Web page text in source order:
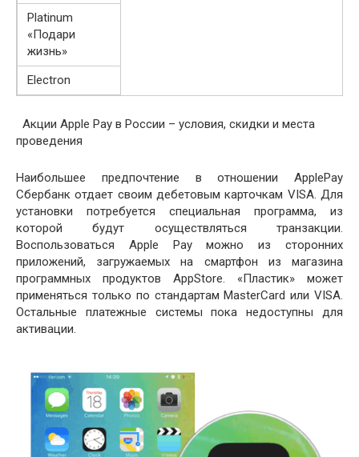
Platinum
«Подари
жизнь»
Electron
Акции Apple Pay в России – условия, скидки и места
проведения
Наибольшее предпочтение в отношении ApplePay
Сбербанк отдает своим дебетовым карточкам VISA. Для
установки потребуется специальная программа, из
которой будут осуществляться транзакции.
Воспользоваться Apple Pay можно из сторонних
приложений, загружаемых на смартфон из магазина
программных продуктов AppStore. «Пластик» может
применяться только по стандартам MasterCard или VISA.
Остальные платежные системы пока недоступны для
активации.